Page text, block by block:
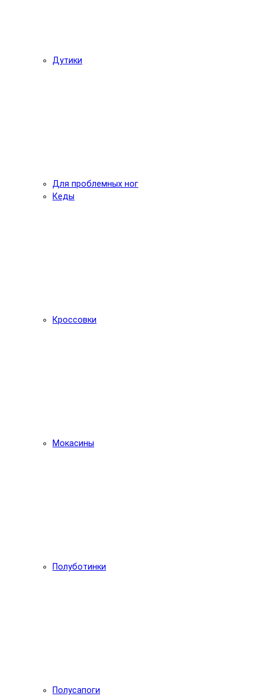
Дутики
Для проблемных ног
Кеды
Кроссовки
Мокасины
Полуботинки
Полусапоги